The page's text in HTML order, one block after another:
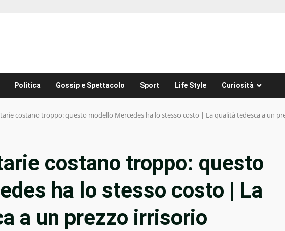
Politica Gossip e Spettacolo Sport Life Style Curiosità
costano troppo: questo modello Mercedes ha lo stesso costo | La qualità tedesca a un
costano troppo: questo
ha lo stesso costo | La
a un prezzo irrisorio